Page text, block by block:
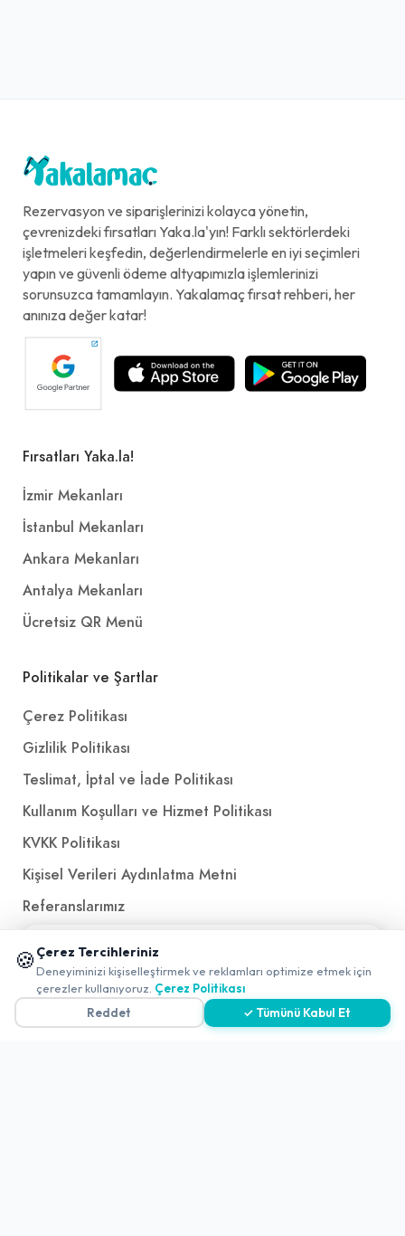
Rezervasyon ve siparişlerinizi kolayca yönetin,
çevrenizdeki fırsatları Yaka.la'yın! Farklı sektörlerdeki
işletmeleri keşfedin, değerlendirmelerle en iyi seçimleri
yapın ve güvenli ödeme altyapımızla işlemlerinizi
sorunsuzca tamamlayın. Yakalamaç fırsat rehberi, her
anınıza değer katar!
Fırsatları Yaka.la!
İzmir Mekanları
İstanbul Mekanları
Ankara Mekanları
Antalya Mekanları
Ücretsiz QR Menü
Politikalar ve Şartlar
Çerez Politikası
Gizlilik Politikası
Teslimat, İptal ve İade Politikası
Kullanım Koşulları ve Hizmet Politikası
KVKK Politikası
Kişisel Verileri Aydınlatma Metni
Referanslarımız
İletişim
E-Postailetisim@yakalamac.com.tr
Dokuz Eylül Üniversitesi Teknoparkı Adatepe Mah.
🍪 Çerez Tercihleriniz
Deneyiminizi kişiselleştirmek ve reklamları optimize etmek için
çerezler kullanıyoruz. Çerez Politikası
Reddet
✓ Tümünü Kabul Et
📱 Mobil uygulamamızı keşfedin!
✖